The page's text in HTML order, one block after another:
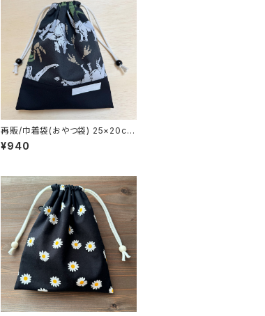
再販/巾着袋(おやつ袋) 25×20cm
ブラック【リアルダイナソー】★KY.1
9202122｜通園通学用のかわいい
¥940